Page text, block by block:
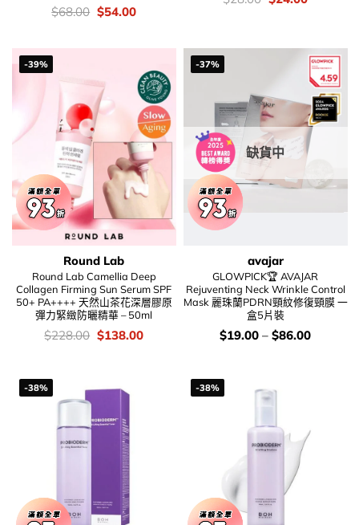
價
$68.00 Original
$68.00.
$54.00Current
$54.00.
-39%
Round Lab
Round Lab Camellia Deep
Collagen Firming Sun Serum SPF
50+ PA++++ 天然山茶花深層膠原
彈力緊緻防曬精華 – 50ml
價
錢：
$228.00 Original
price
$138.00Current
-37%
缺貨中
avajar
GLOWPICK🏆 AVAJAR
Rejuventing Neck Wrinkle Control
Mask 麗珠蘭PDRN頸紋修復頸膜 一
盒5片裝
價
錢：
$19.00 – $86.00
-38% -38%